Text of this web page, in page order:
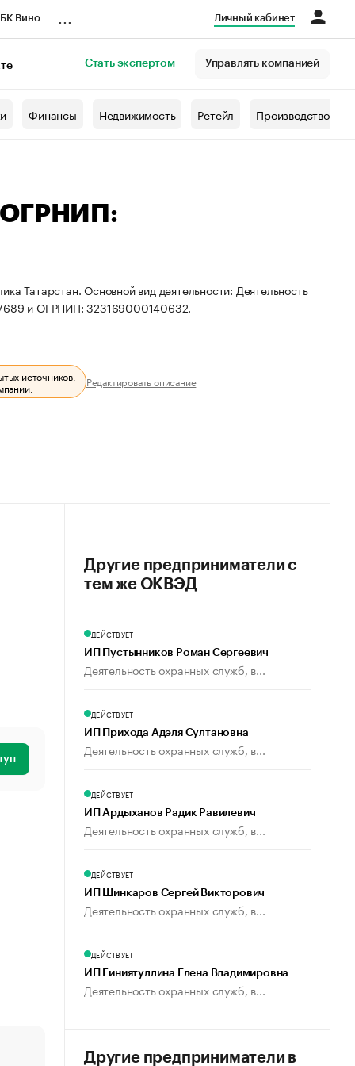
Вино Личный кабинет
Стать экспертом Управлять компанией
Финансы Недвижимость Ретейл Производство
ОГРНИП:
Татарстан. Основной вид деятельности: Деятельность
и ОГРНИП: 323169000140632.
источников.
Редактировать описание
Другие предприниматели с
тем же ОКВЭД
ДЕЙСТВУЕТ
ИП Пустынников Роман Сергеевич
Деятельность охранных служб, в...
ДЕЙСТВУЕТ
ИП Прихода Адэля Султановна
Деятельность охранных служб, в...
ДЕЙСТВУЕТ
ИП Ардыханов Радик Равилевич
Деятельность охранных служб, в...
ДЕЙСТВУЕТ
ИП Шинкаров Сергей Викторович
Деятельность охранных служб, в...
ДЕЙСТВУЕТ
ИП Гиниятуллина Елена Владимировна
Деятельность охранных служб, в...
Другие предприниматели в